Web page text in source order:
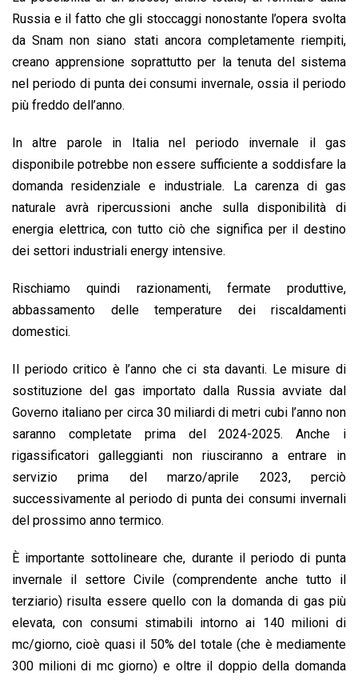
Russia e il fatto che gli stoccaggi nonostante l’opera svolta
da Snam non siano stati ancora completamente riempiti,
creano apprensione soprattutto per la tenuta del sistema
nel periodo di punta dei consumi invernale, ossia il periodo
più freddo dell’anno.
In altre parole in Italia nel periodo invernale il gas
disponibile potrebbe non essere sufficiente a soddisfare la
domanda residenziale e industriale. La carenza di gas
naturale avrà ripercussioni anche sulla disponibilità di
energia elettrica, con tutto ciò che significa per il destino
dei settori industriali energy intensive.
Rischiamo quindi razionamenti, fermate produttive,
abbassamento delle temperature dei riscaldamenti
domestici.
Il periodo critico è l’anno che ci sta davanti. Le misure di
sostituzione del gas importato dalla Russia avviate dal
Governo italiano per circa 30 miliardi di metri cubi l’anno non
saranno completate prima del 2024-2025. Anche i
rigassificatori galleggianti non riusciranno a entrare in
servizio prima del marzo/aprile 2023, perciò
successivamente al periodo di punta dei consumi invernali
del prossimo anno termico.
È importante sottolineare che, durante il periodo di punta
invernale il settore Civile (comprendente anche tutto il
terziario) risulta essere quello con la domanda di gas più
elevata, con consumi stimabili intorno ai 140 milioni di
mc/giorno, cioè quasi il 50% del totale (che è mediamente
300 milioni di mc giorno) e oltre il doppio della domanda